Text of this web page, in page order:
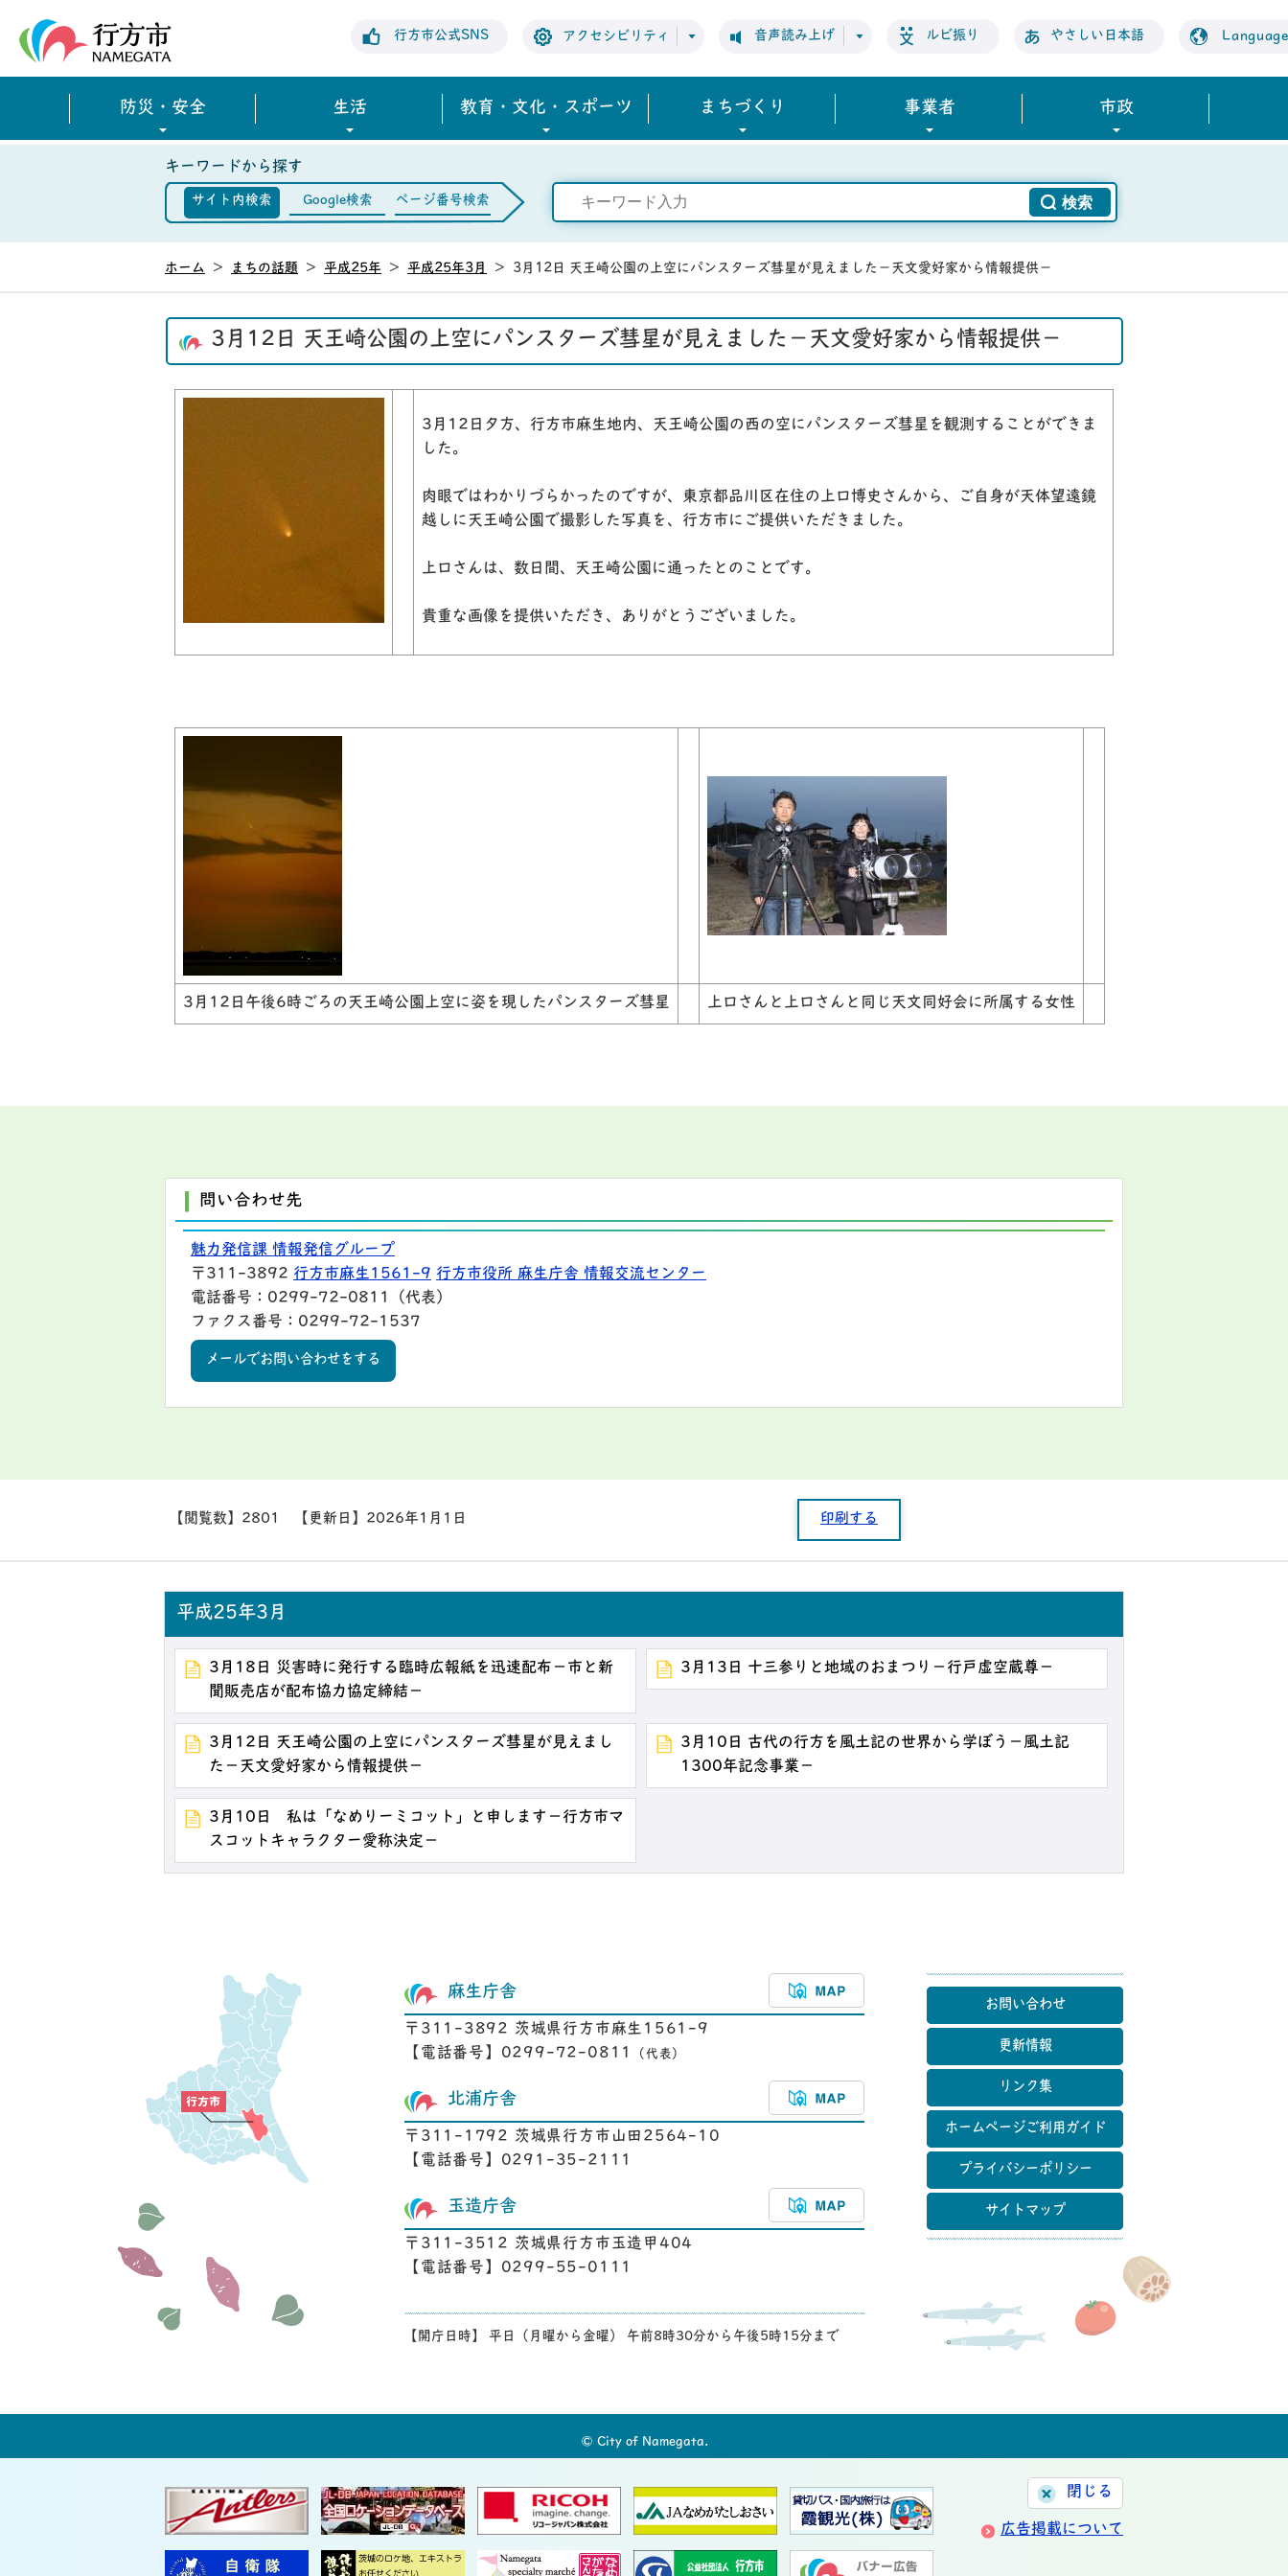
行方市公式SNS アクセシビリティ 音声読み上げ ルビ振り やさしい日本語 Language
防災・安全 生活 教育・文化・スポーツ まちづくり 事業者 市政
キーワードから探す
サイト内検索 Google検索 ページ番号検索
ホーム > まちの話題 > 平成25年 > 平成25年3月 > 3月12日 天王崎公園の上空にパンスターズ彗星が見えました－天文愛好家から情報提供－
3月12日 天王崎公園の上空にパンスターズ彗星が見えました－天文愛好家から情報提供－
3月12日夕方、行方市麻生地内、天王崎公園の西の空にパンスターズ彗星を観測することができま
した。
肉眼ではわかりづらかったのですが、東京都品川区在住の上口博史さんから、ご自身が天体望遠鏡
越しに天王崎公園で撮影した写真を、行方市にご提供いただきました。
上口さんは、数日間、天王崎公園に通ったとのことです。
貴重な画像を提供いただき、ありがとうございました。
3月12日午後6時ごろの天王崎公園上空に姿を現したパンスターズ彗星 上口さんと上口さんと同じ天文同好会に所属する女性
問い合わせ先
魅力発信課 情報発信グループ
〒311-3892 行方市麻生1561-9 行方市役所 麻生庁舎 情報交流センター
電話番号：0299-72-0811（代表）
ファクス番号：0299-72-1537
メールでお問い合わせをする
【閲覧数】 2801 【更新日】 2026年1月1日 印刷する
平成25年3月
3月18日 災害時に発行する臨時広報紙を迅速配布－市と新
聞販売店が配布協力協定締結－
3月13日 十三参りと地域のおまつり－行戸虚空蔵尊－
3月12日 天王崎公園の上空にパンスターズ彗星が見えまし
た－天文愛好家から情報提供－
3月10日 古代の行方を風土記の世界から学ぼう－風土記
1300年記念事業－
3月10日 私は「なめりーミコット」と申します－行方市マ
スコットキャラクター愛称決定－
麻生庁舎
〒311-3892 茨城県行方市麻生1561-9
【電話番号】0299-72-0811
（代表）
マップ
北浦庁舎
〒311-1792 茨城県行方市山田2564-10
【電話番号】0291-35-2111
玉造庁舎
〒311-3512 茨城県行方市玉造甲404
【電話番号】0299-55-0111
【開庁日時】 平日（月曜から金曜） 午前8時30分から午後5時15分まで
お問い合わせ
更新情報
リンク集
ホームページご利用ガイド
プライバシーポリシー
サイトマップ
© City of Namegata.
閉じる
広告掲載について